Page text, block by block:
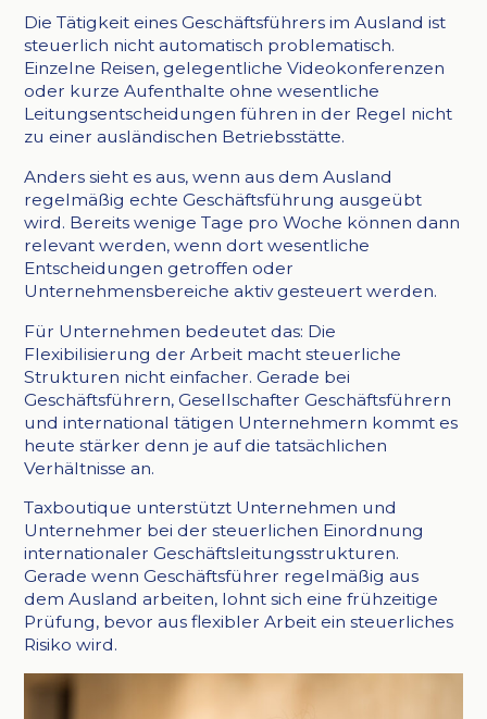
Die Tätigkeit eines Geschäftsführers im Ausland ist
steuerlich nicht automatisch problematisch.
Einzelne Reisen, gelegentliche Videokonferenzen
oder kurze Aufenthalte ohne wesentliche
Leitungsentscheidungen führen in der Regel nicht
zu einer ausländischen Betriebsstätte.
Anders sieht es aus, wenn aus dem Ausland
regelmäßig echte Geschäftsführung ausgeübt
wird. Bereits wenige Tage pro Woche können dann
relevant werden, wenn dort wesentliche
Entscheidungen getroffen oder
Unternehmensbereiche aktiv gesteuert werden.
Für Unternehmen bedeutet das: Die
Flexibilisierung der Arbeit macht steuerliche
Strukturen nicht einfacher. Gerade bei
Geschäftsführern, Gesellschafter Geschäftsführern
und international tätigen Unternehmern kommt es
heute stärker denn je auf die tatsächlichen
Verhältnisse an.
Taxboutique unterstützt Unternehmen und
Unternehmer bei der steuerlichen Einordnung
internationaler Geschäftsleitungsstrukturen.
Gerade wenn Geschäftsführer regelmäßig aus
dem Ausland arbeiten, lohnt sich eine frühzeitige
Prüfung, bevor aus flexibler Arbeit ein steuerliches
Risiko wird.